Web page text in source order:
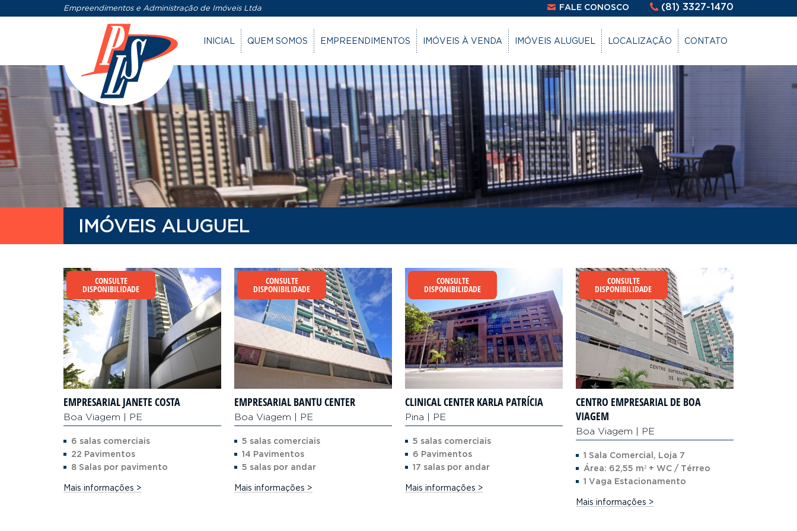
Empreendimentos e Administração de Imóveis Ltda FALE CONOSCO (81) 3327-1470
PLS
Empreendimentos
INICIAL QUEM SOMOS EMPREENDIMENTOS IMÓVEIS À VENDA IMÓVEIS ALUGUEL LOCALIZAÇÃO CONTATO
IMÓVEIS ALUGUEL
CONSULTE
DISPONIBILIDADE
EMPRESARIAL JANETE COSTA
Boa Viagem | PE
6 salas comerciais
22 Pavimentos
8 Salas por pavimento
Mais informações >
CONSULTE
DISPONIBILIDADE
EMPRESARIAL BANTU CENTER
Boa Viagem | PE
5 salas comerciais
14 Pavimentos
5 salas por andar
Mais informações >
CONSULTE
DISPONIBILIDADE
CLINICAL CENTER KARLA PATRÍCIA
Pina | PE
5 salas comerciais
6 Pavimentos
17 salas por andar
Mais informações >
CONSULTE
DISPONIBILIDADE
CENTRO EMPRESARIAL DE BOA
VIAGEM
Boa Viagem | PE
1 Sala Comercial, Loja 7
Área: 62,55 m² + WC / Térreo
1 Vaga Estacionamento
Mais informações >